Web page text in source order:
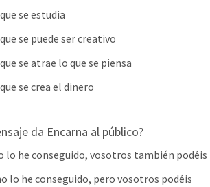
se estudia
se puede ser creativo
se atrae lo que se piensa
se crea el dinero
da Encarna al público?
lo he conseguido, vosotros también podéis
lo he conseguido, pero vosotros podéis